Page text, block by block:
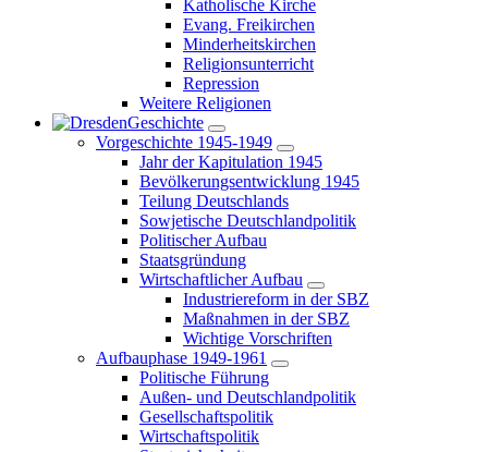
Katholische Kirche
Evang. Freikirchen
Minderheitskirchen
Religionsunterricht
Repression
Weitere Religionen
Geschichte
Vorgeschichte 1945-1949
Jahr der Kapitulation 1945
Bevölkerungsentwicklung 1945
Teilung Deutschlands
Sowjetische Deutschlandpolitik
Politischer Aufbau
Staatsgründung
Wirtschaftlicher Aufbau
Industriereform in der SBZ
Maßnahmen in der SBZ
Wichtige Vorschriften
Aufbauphase 1949-1961
Politische Führung
Außen- und Deutschlandpolitik
Gesellschaftspolitik
Wirtschaftspolitik